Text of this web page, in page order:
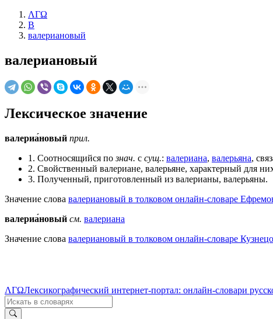
ΛΓΩ
В
валериановый
валериановый
Лексическое значение
валериа́новый прил.
1. Соотносящийся познач. с сущ.: валериана, валерьяна,
2. Свойственный валериане, валерьяне, характерный для
3. Полученный, приготовленный из валерианы, валерьяны.
Значение слова валериановый в толковом онлайн-словаре
валериа́новый см. валериана
Значение слова валериановый в толковом онлайн-словаре
ΛΓΩЛексикографический интернет-портал: онлайн-словари